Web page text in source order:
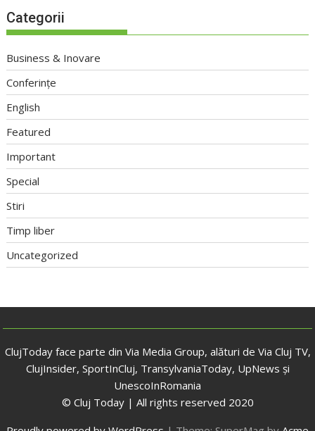
Categorii
Business & Inovare
Conferințe
English
Featured
Important
Special
Stiri
Timp liber
Uncategorized
ClujToday face parte din Via Media Group, alături de Via Cluj TV,
ClujInsider, SportInCluj, TransylvaniaToday, UpNews și
UnescoInRomania
© Cluj Today | All rights reserved 2020